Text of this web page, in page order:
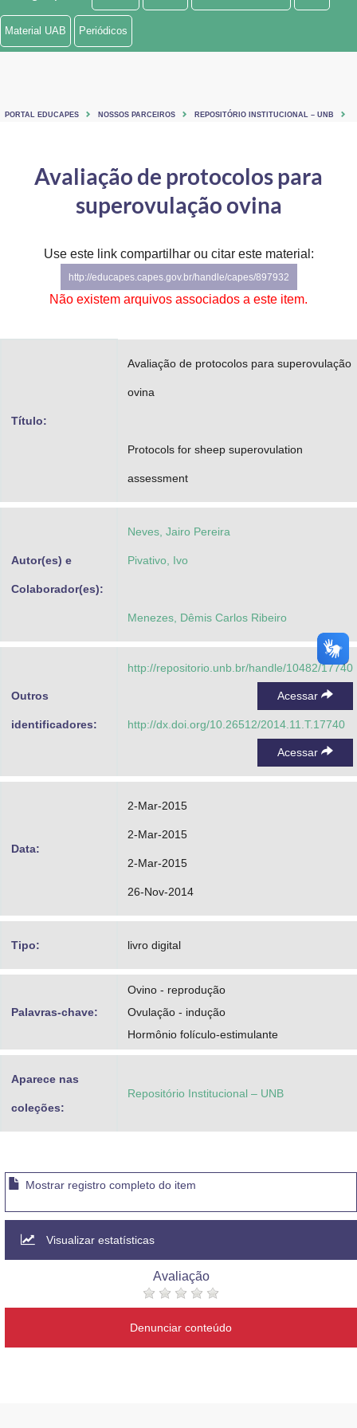
Ministério de Minas e Energia
Secretaria-Geral
Secretaria de Governo
Gabinete de Segurança Institucional
Material UAB Periódicos
PORTAL EDUCAPES NOSSOS PARCEIROS REPOSITÓRIO INSTITUCIONAL – UNB
Avaliação de protocolos para
superovulação ovina
Use este link compartilhar ou citar este material:
http://educapes.capes.gov.br/handle/capes/897932
Não existem arquivos associados a este item.
Título:
Avaliação de protocolos para superovulação
ovina
Protocols for sheep superovulation
assessment
Autor(es) e
Colaborador(es):
Neves, Jairo Pereira
Pivativo, Ivo
Menezes, Dêmis Carlos Ribeiro
Outros
identificadores:
http://repositorio.unb.br/handle/10482/17740
Acessar
http://dx.doi.org/10.26512/2014.11.T.17740
Acessar
Data:
2-Mar-2015
2-Mar-2015
2-Mar-2015
26-Nov-2014
Tipo: livro digital
Palavras-chave:
Ovino - reprodução
Ovulação - indução
Hormônio folículo-estimulante
Aparece nas
coleções:
Repositório Institucional – UNB
Mostrar registro completo do item
Visualizar estatísticas
Avaliação
Denunciar conteúdo